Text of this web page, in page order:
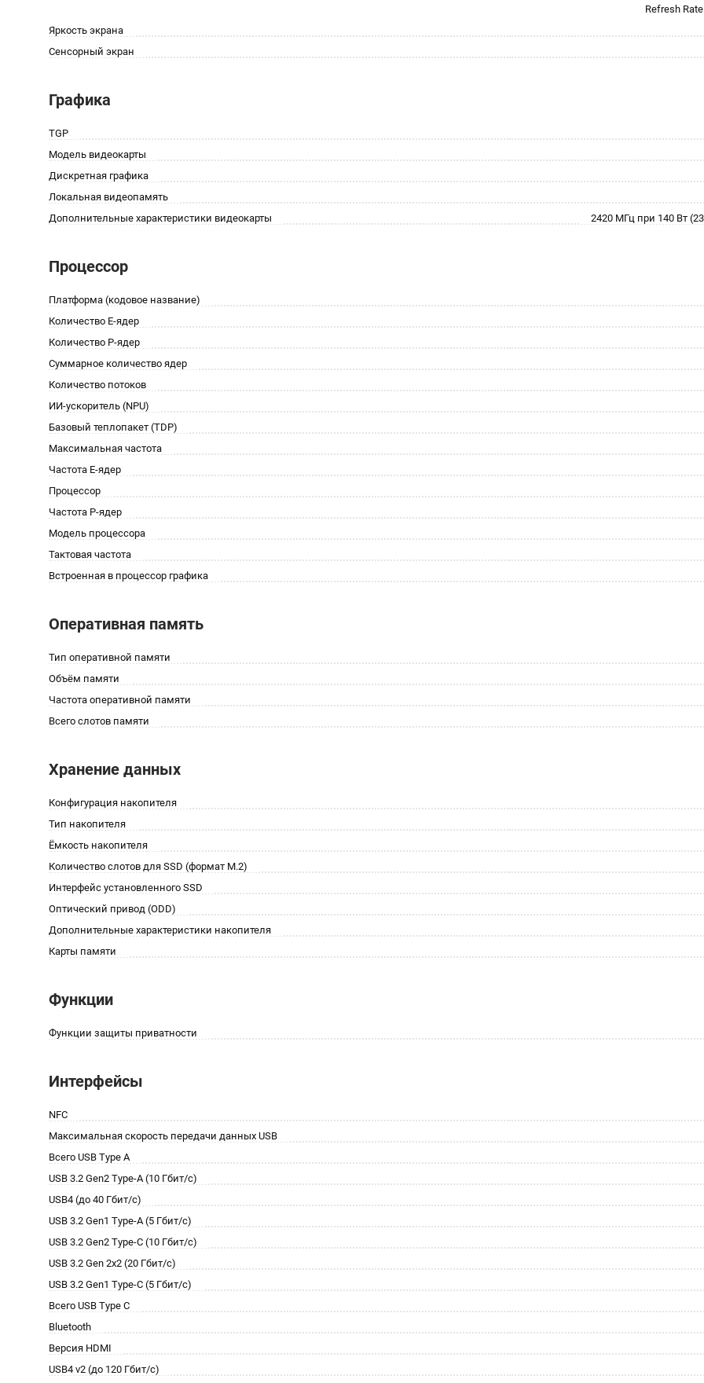
Refresh
Яркость экрана
Сенсорный экран
Графика
TGP
Модель видеокарты
Дискретная графика
Локальная видеопамять
Дополнительные характеристики видеокарты
2420 МГц при 140 Вт
Процессор
Платформа (кодовое название)
Количество E-ядер
Количество P-ядер
Суммарное количество ядер
Количество потоков
ИИ-ускоритель (NPU)
Базовый теплопакет (TDP)
Максимальная частота
Частота E-ядер
Процессор
Частота P-ядер
Модель процессора
Тактовая частота
Встроенная в процессор графика
Оперативная память
Тип оперативной памяти
Объём памяти
Частота оперативной памяти
Всего слотов памяти
Хранение данных
Конфигурация накопителя
Тип накопителя
Ёмкость накопителя
Количество слотов для SSD (формат M.2)
Интерфейс установленного SSD
Оптический привод (ODD)
Дополнительные характеристики накопителя
Карты памяти
Функции
Функции защиты приватности
Интерфейсы
NFC
Максимальная скорость передачи данных USB
Всего USB Type A
USB 3.2 Gen2 Type-A (10 Гбит/с)
USB4 (до 40 Гбит/с)
USB 3.2 Gen1 Type-A (5 Гбит/с)
USB 3.2 Gen2 Type-C (10 Гбит/с)
USB 3.2 Gen 2x2 (20 Гбит/с)
USB 3.2 Gen1 Type-C (5 Гбит/с)
Всего USB Type C
Bluetooth
Версия HDMI
USB4 v2 (до 120 Гбит/с)